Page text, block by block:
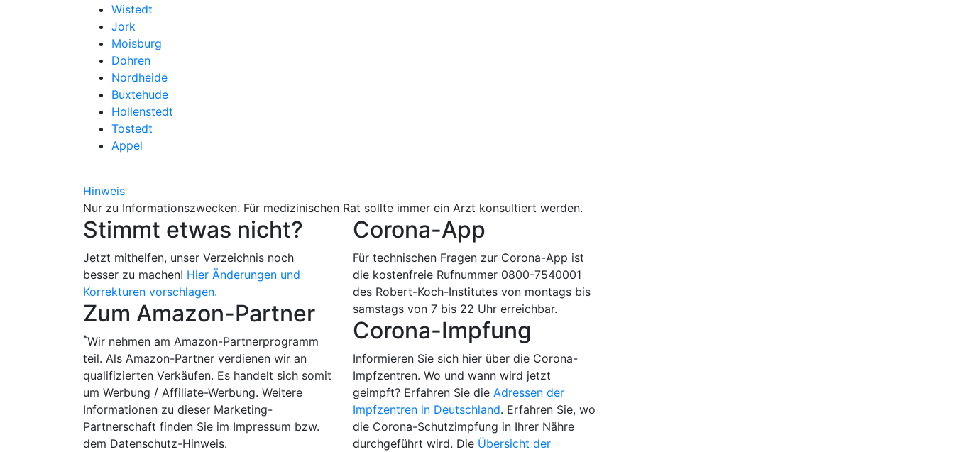
Wistedt
Jork
Moisburg
Dohren
Nordheide
Buxtehude
Hollenstedt
Tostedt
Appel
Hinweis
Nur zu Informationszwecken. Für medizinischen Rat sollte immer ein Arzt konsultiert werden.
Stimmt etwas nicht?
Jetzt mithelfen, unser Verzeichnis noch
besser zu machen! Hier Änderungen und
Korrekturen vorschlagen.
Zum Amazon-Partner
*Wir nehmen am Amazon-Partnerprogramm
teil. Als Amazon-Partner verdienen wir an
qualifizierten Verkäufen. Es handelt sich somit
um Werbung / Affiliate-Werbung. Weitere
Informationen zu dieser Marketing-
Partnerschaft finden Sie im Impressum bzw.
dem Datenschutz-Hinweis.
Corona-App
Für technischen Fragen zur Corona-App ist
die kostenfreie Rufnummer 0800-7540001
des Robert-Koch-Institutes von montags bis
samstags von 7 bis 22 Uhr erreichbar.
Corona-Impfung
Informieren Sie sich hier über die Corona-
Impfzentren. Wo und wann wird jetzt
geimpft? Erfahren Sie die Adressen der
Impfzentren in Deutschland. Erfahren Sie, wo
die Corona-Schutzimpfung in Ihrer Nähre
durchgeführt wird. Die Übersicht der